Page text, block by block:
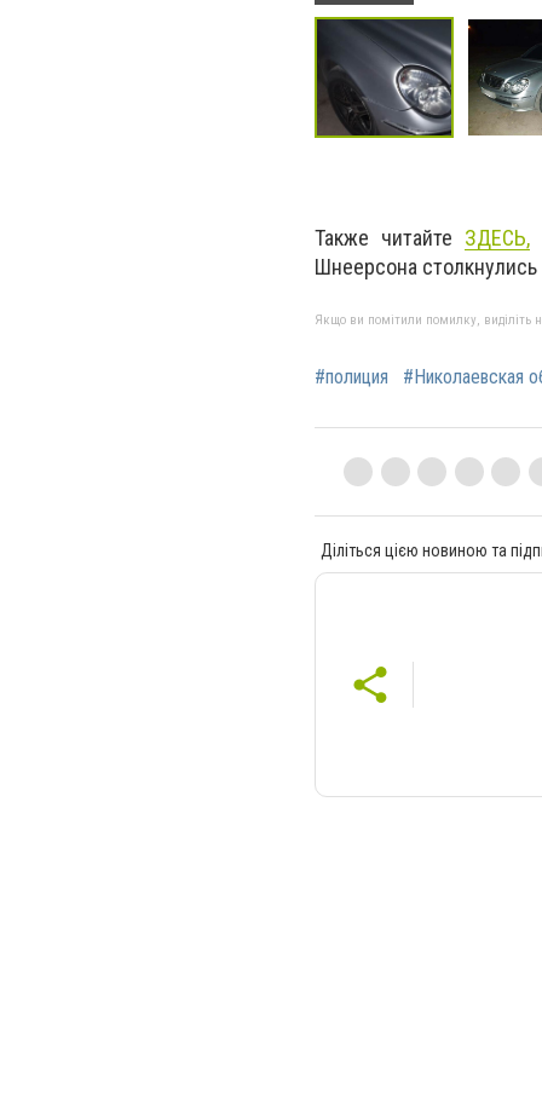
Также читайте ЗДЕСЬ,
Шнеерсона
Якщо ви помітили помилку, виділіть
#полиция #Николаевская
Діліться цією новиною та